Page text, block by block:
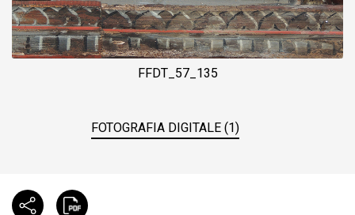
FFDT_57_135
FOTOGRAFIA DIGITALE (1)